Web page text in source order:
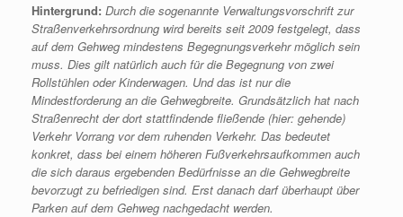
Hintergrund: Durch die sogenannte Verwaltungsvorschrift zur
Straßenverkehrsordnung wird bereits seit 2009 festgelegt, dass
auf dem Gehweg mindestens Begegnungsverkehr möglich sein
muss. Dies gilt natürlich auch für die Begegnung von zwei
Rollstühlen oder Kinderwagen. Und das ist nur die
Mindestforderung an die Gehwegbreite. Grundsätzlich hat nach
Straßenrecht der dort stattfindende fließende (hier: gehende)
Verkehr Vorrang vor dem ruhenden Verkehr. Das bedeutet
konkret, dass bei einem höheren Fußverkehrsaufkommen auch
die sich daraus ergebenden Bedürfnisse an die Gehwegbreite
bevorzugt zu befriedigen sind. Erst danach darf überhaupt über
Parken auf dem Gehweg nachgedacht werden.